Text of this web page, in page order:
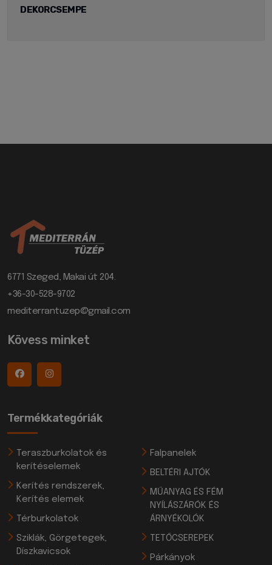
DEKORCSEMPE
6771 Szeged, Makai út 204.
+36-30-528-9702
mediterrantuzep@gmail.com
Kövess minket
Termékkategóriák
Teraszburkolatok és
kerítéselemek
Kerítés rendszerek,
Kerítés elemek
Térburkolatok
Sziklák, Görgetegek,
Díszkavicsok
Falpanelek
BELTÉRI AJTÓK
MŰANYAG ÉS FÉM
NYÍLÁSZÁRÓK ÉS
ÁRNYÉKOLÓK
TETŐCSEREPEK
Párkányok